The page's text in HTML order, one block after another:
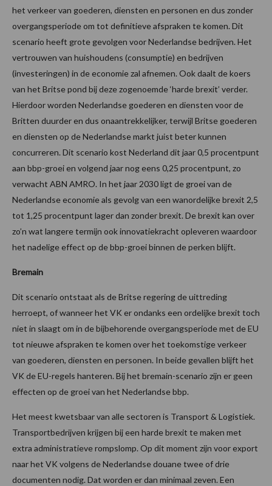
het verkeer van goederen, diensten en personen en dus zonder
overgangsperiode om tot definitieve afspraken te komen. Dit
scenario heeft grote gevolgen voor Nederlandse bedrijven. Het
vertrouwen van huishoudens (consumptie) en bedrijven
(investeringen) in de economie zal afnemen. Ook daalt de koers
van het Britse pond bij deze zogenoemde ‘harde brexit’ verder.
Hierdoor worden Nederlandse goederen en diensten voor de
Britten duurder en dus onaantrekkelijker, terwijl Britse goederen
en diensten op de Nederlandse markt juist beter kunnen
concurreren. Dit scenario kost Nederland dit jaar 0,5 procentpunt
aan bbp-groei en volgend jaar nog eens 0,25 procentpunt, zo
verwacht ABN AMRO. In het jaar 2030 ligt de groei van de
Nederlandse economie als gevolg van een wanordelijke brexit 2,5
tot 1,25 procentpunt lager dan zonder brexit. De brexit kan over
zo’n wat langere termijn ook innovatiekracht opleveren waardoor
het nadelige effect op de bbp-groei binnen de perken blijft.
Bremain
Dit scenario ontstaat als de Britse regering de uittreding
herroept, of wanneer het VK er ondanks een ordelijke brexit toch
niet in slaagt om in de bijbehorende overgangsperiode met de EU
tot nieuwe afspraken te komen over het toekomstige verkeer
van goederen, diensten en personen. In beide gevallen blijft het
VK de EU-regels hanteren. Bij het bremain-scenario zijn er geen
effecten op de groei van het Nederlandse bbp.
Het meest kwetsbaar van alle sectoren is Transport & Logistiek.
Transportbedrijven krijgen bij een harde brexit te maken met
extra administratieve rompslomp. Op dit moment zijn voor export
naar het VK volgens de Nederlandse douane twee of drie
documenten nodig. Dat worden er dan minimaal zeven. Een